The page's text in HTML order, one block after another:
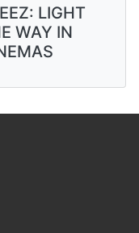
LIGHT
WAY IN